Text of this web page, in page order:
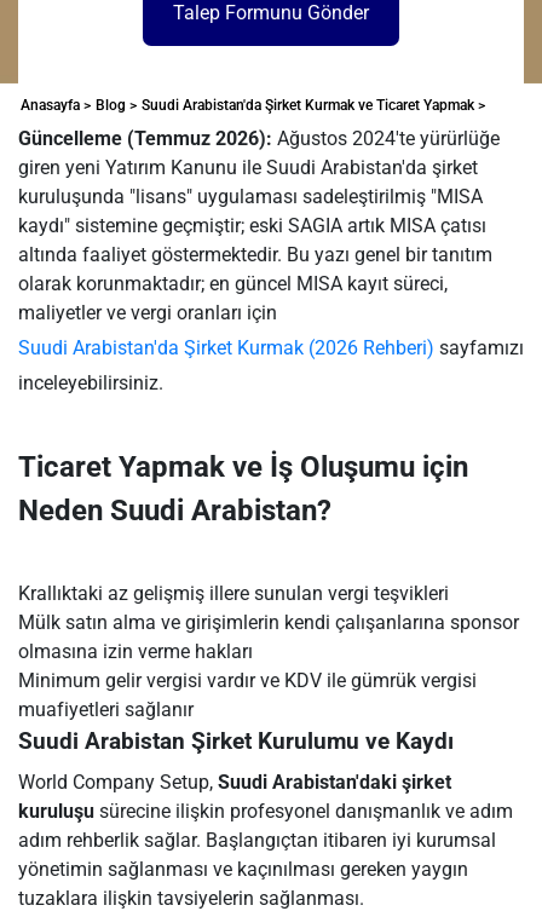
Talep Formunu Gönder
Anasayfa > Blog > Suudi Arabistan'da Şirket Kurmak ve Ticaret Yapmak >
Güncelleme (Temmuz 2026): Ağustos 2024'te yürürlüğe
giren yeni Yatırım Kanunu ile Suudi Arabistan'da şirket
kuruluşunda "lisans" uygulaması sadeleştirilmiş "MISA
kaydı" sistemine geçmiştir; eski SAGIA artık MISA çatısı
altında faaliyet göstermektedir. Bu yazı genel bir tanıtım
olarak korunmaktadır; en güncel MISA kayıt süreci,
maliyetler ve vergi oranları için
Suudi Arabistan'da Şirket Kurmak (2026 Rehberi) sayfamızı
inceleyebilirsiniz.
Ticaret Yapmak ve İş Oluşumu için
Neden Suudi Arabistan?
Krallıktaki az gelişmiş illere sunulan vergi teşvikleri
Mülk satın alma ve girişimlerin kendi çalışanlarına sponsor
olmasına izin verme hakları
Minimum gelir vergisi vardır ve KDV ile gümrük vergisi
muafiyetleri sağlanır
Suudi Arabistan Şirket Kurulumu ve Kaydı
World Company Setup, Suudi Arabistan'daki şirket
kuruluşu sürecine ilişkin profesyonel danışmanlık ve adım
adım rehberlik sağlar. Başlangıçtan itibaren iyi kurumsal
yönetimin sağlanması ve kaçınılması gereken yaygın
tuzaklara ilişkin tavsiyelerin sağlanması.